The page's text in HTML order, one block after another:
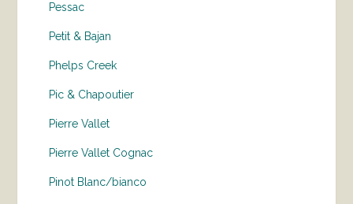
Pessac
Petit & Bajan
Phelps Creek
Pic & Chapoutier
Pierre Vallet
Pierre Vallet Cognac
Pinot Blanc/bianco